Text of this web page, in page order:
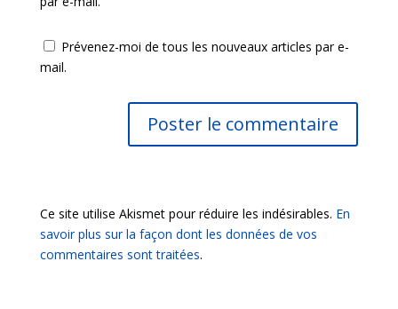
Prévenez-moi de tous les nouveaux articles par e-
mail.
Ce site utilise Akismet pour réduire les indésirables. En
savoir plus sur la façon dont les données de vos
commentaires sont traitées.